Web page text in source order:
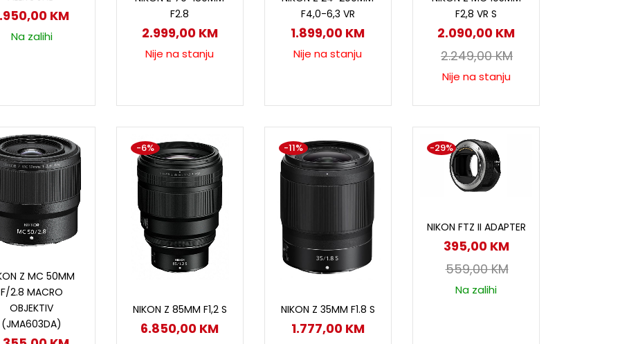
KM
Na zalihi
F2.8
2.999,00 KM
Nije na stanju
F4,0-6,3 VR
1.899,00 KM
Nije na stanju
F2,8 VR S
2.090,00 KM
2.249,00KM
Nije na stanju
Z MC 50MM
F/2.8 MACRO
OBJEKTIV
(JMA603DA)
NIKON Z 85MM F1,2 S
6.850,00 KM
-6%
NIKON Z 35MM F1.8 S
1.777,00 KM
-11%
NIKON FTZ II ADAPTER
395,00 KM
559,00KM
-29%
Na zalihi